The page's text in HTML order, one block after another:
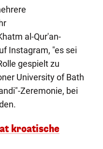
al-Qur'an-
Instagram, "es sei
gespielt zu
University of Bath
Zeremonie, bei
kroatische